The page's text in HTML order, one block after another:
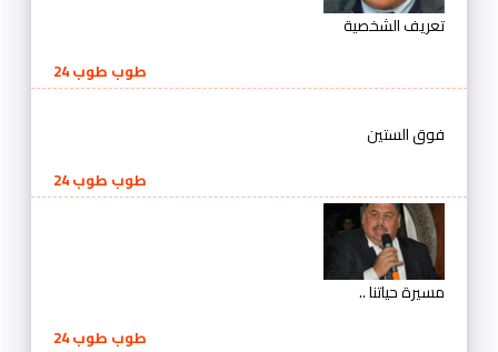
تعريف الشخصية
طوب طوب 24
فوق الستين
طوب طوب 24
مسيرة حياتنا ..
طوب طوب 24